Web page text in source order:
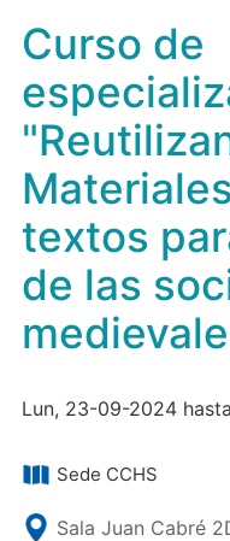
Curso de
textos
de las
Lun, 23-09-2024
Sede CCHS
Sala Juan Cabré